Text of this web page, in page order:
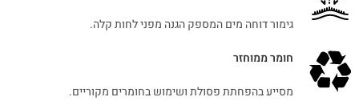
גימור דוחה מים המספק הגנה מפני לחות קלה.
חומר ממוחזר
מסייע בהפחתת פסולת ושימוש בחומרים מקוריים.